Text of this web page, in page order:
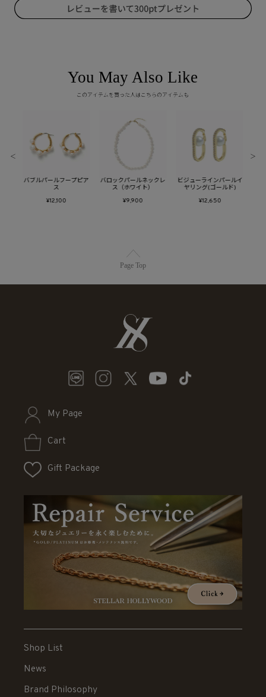
You May Also Like
このアイテムを買った人はこちらのアイテムも
バブルパールフープピア
ス
¥12,100
バロックパールネックレ
ス（ホワイト）
¥9,900
ビジューラインパールイ
ヤリング(ゴールド)
¥12,650
＜ ＞
Page Top
My Page
Cart
Gift Package
Shop List
News
Brand Philosophy